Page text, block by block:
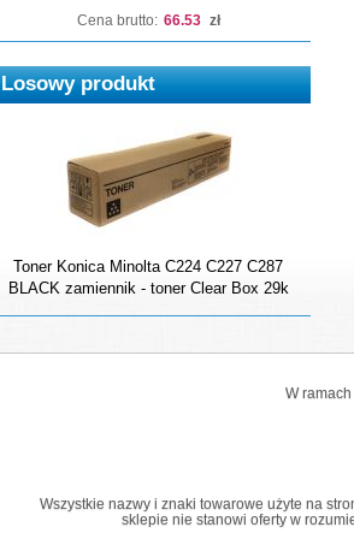
Cena brutto: 66.53 zł
Losowy produkt
Toner Konica Minolta C224 C227 C287
BLACK zamiennik - toner Clear Box 29k
W
Wszystkie nazwy i znaki towarowe użyte na
sklepie nie stanowi oferty w